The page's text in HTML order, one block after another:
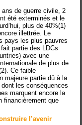
de guerre civile, 2
été exterminés et le
plus de 40%(1)
illettrée. Le
pays les plus pauvres
partie des LDCs
avec une
de plus de
Ce faible
majeure partie dû à la
les conséquences
marquent encore la
financièrement que
l’avenir